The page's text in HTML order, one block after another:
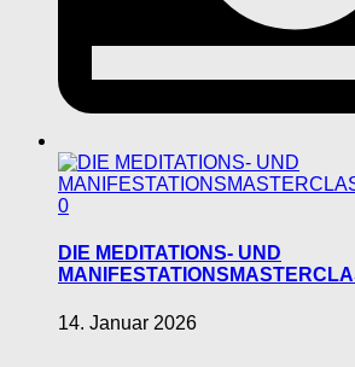
0
DIE MEDITATIONS- UND
14. Januar 2026